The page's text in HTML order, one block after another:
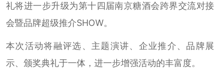
礼将进一步升级为第十四届南京糖酒会跨界交流对接
会暨品牌超级推介SHOW。
本次活动将融评选、主题演讲、企业推介、品牌展
示、颁奖典礼于一体，进一步增强活动的丰富度。